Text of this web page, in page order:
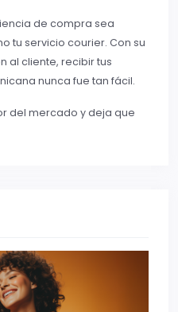
de compra sea
tu servicio courier. Con su
al cliente, recibir tus
nunca fue tan fácil.
del mercado y deja que